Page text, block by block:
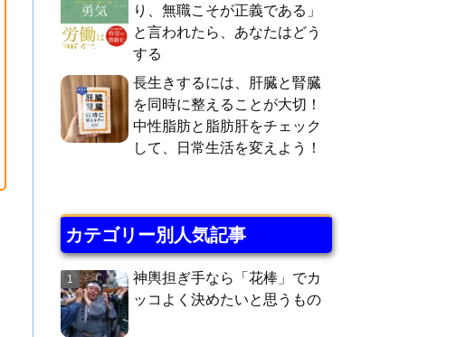
り、無職こそが正義である」
と言われたら、あなたはどう
する
長生きするには、肝臓と腎臓
を同時に整えることが大切！
中性脂肪と脂肪肝をチェック
して、日常生活を変えよう！
カテゴリー別人気記事
神輿担ぎ手なら「花棒」でカ
ッコよく決めたいと思うもの